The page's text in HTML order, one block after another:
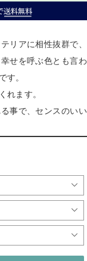
リアに相性抜群で、
せを呼ぶ色とも言わ
す。
れます。
事で、センスのいい
ン
ルカーテン
ン
ス
円円円
円
ープ
レープ